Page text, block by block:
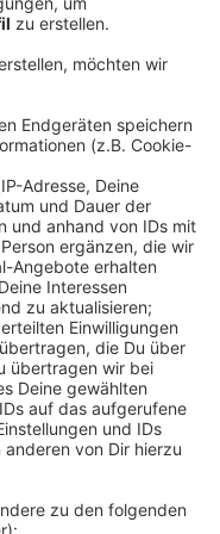
mehr Kitas. Das
Zum 1.
205
als zehn Jahre
Beschäftigten und
Gab es 2015
Kitas, waren es
mehr. Sie
Kinder. Mit dieser
Trend: Hier ist
den vergangenen
Kita-
fast acht Prozent.